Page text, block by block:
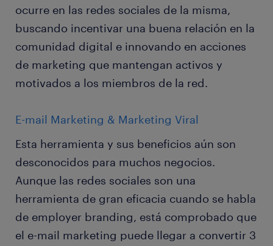
ocurre en las redes sociales de la misma,
buscando incentivar una buena relación en la
comunidad digital e innovando en acciones
de marketing que mantengan activos y
motivados a los miembros de la red.
E-mail Marketing & Marketing Viral
Esta herramienta y sus beneficios aún son
desconocidos para muchos negocios.
Aunque las redes sociales son una
herramienta de gran eficacia cuando se habla
de employer branding, está comprobado que
el e-mail marketing puede llegar a convertir 3